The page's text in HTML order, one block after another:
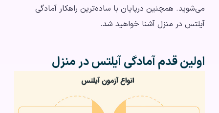
می‌شوید. همچنین درپایان با ساده‌ترین راهکار آمادگی
آیلتس در منزل آشنا خواهید شد.
اولین قدم آمادگی آیلتس در منزل